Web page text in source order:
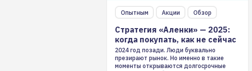
Опытным Акции Обзор
Стратегия «Аленки» — 2025:
когда покупать, как не сейчас
2024 год позади. Люди буквально
презирают рынок. Но именно в такие
моменты открываются долгосрочные